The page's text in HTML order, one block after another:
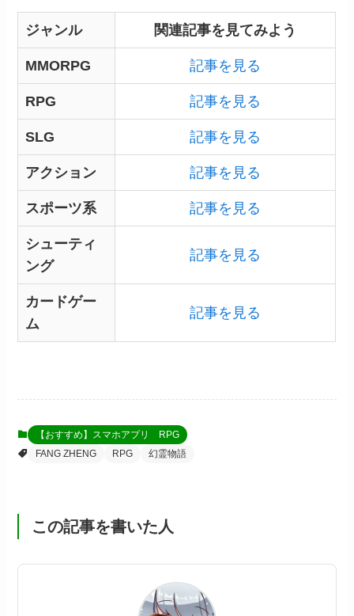
ジャンル 関連記事を見てみよう
MMORPG 記事を見る
RPG 記事を見る
SLG 記事を見る
アクション 記事を見る
スポーツ系 記事を見る
シューティ
ング
記事を見る
カードゲー
ム
記事を見る
【おすすめ】スマホアプリ RPG
FANG ZHENG
RPG 幻霊物語
この記事を書いた人